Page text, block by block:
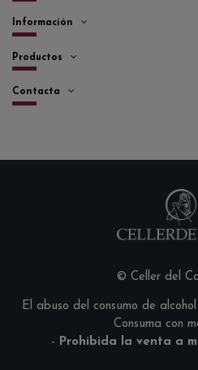
Información
Productos
Contacta
© Celler del
El abuso del consumo de
Consuma con
- Prohibida la venta a